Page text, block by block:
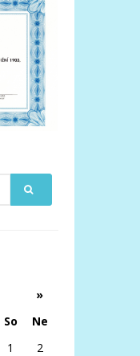
»
So
Ne
1
2